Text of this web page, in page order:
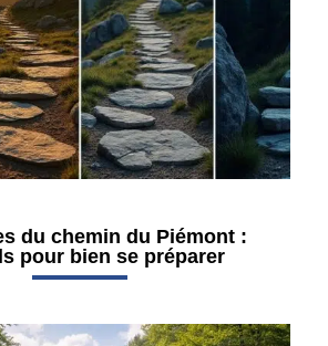
du chemin du Piémont :
pour bien se préparer